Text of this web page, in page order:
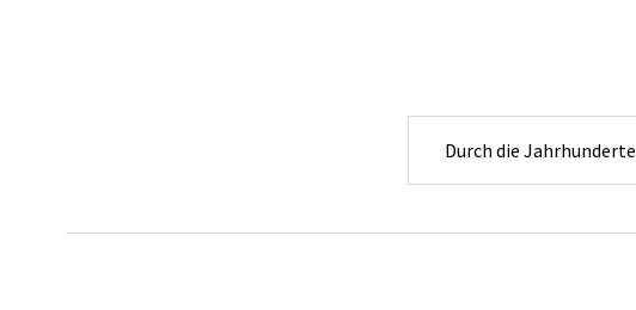
Durch die Jahrhunderte